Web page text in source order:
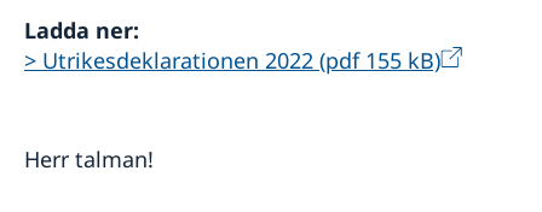
Niklas Skogsjö
Toloe Masori
Ladda ner:
> Utrikesdeklarationen 2022 (pdf 155 kB)
Herr talman!